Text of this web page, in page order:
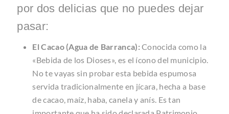
por dos delicias que no puedes dejar
pasar:
El Cacao (Agua de Barranca): Conocida como la
«Bebida de los Dioses», es el ícono del municipio.
No te vayas sin probar esta bebida espumosa
servida tradicionalmente en jícara, hecha a base
de cacao, maíz, haba, canela y anís. Es tan